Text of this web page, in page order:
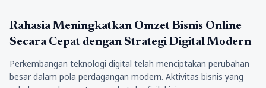
Bisnis
Rahasia Meningkatkan Omzet Bisnis Online
Secara Cepat dengan Strategi Digital Modern
Perkembangan teknologi digital telah menciptakan perubahan
besar dalam pola perdagangan modern. Aktivitas bisnis yang